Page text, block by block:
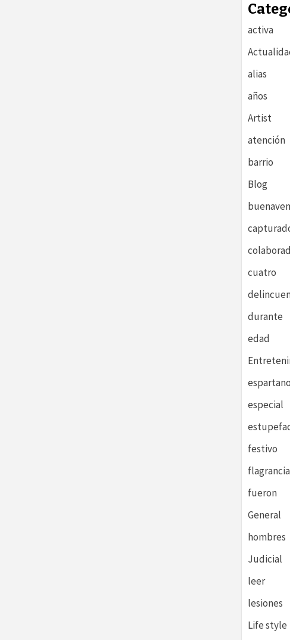
activa
alias
años
Artist
atención
barrio
Blog
cuatro
durante
edad
especial
festivo
flagrancia
fueron
General
hombres
Judicial
leer
lesiones
Life style